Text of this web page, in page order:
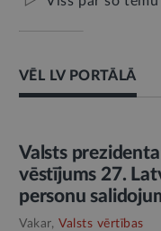
VĒL LV PORTĀLĀ
AMATPERSONAS RUNA
Valsts
vēstījums 27.
personu
Vakar, Valsts vērtības